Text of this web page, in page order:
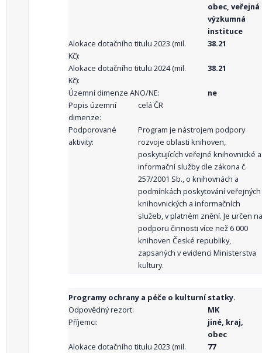
obec, veřejná
výzkumná
instituce
Alokace dotačního titulu 2023 (mil.
Kč):
38.21
Alokace dotačního titulu 2024 (mil.
Kč):
38.21
Územní dimenze ANO/NE:
ne
Popis územní
dimenze:
celá ČR
Podporované
aktivity:
Program je nástrojem podpory
rozvoje oblasti knihoven,
poskytujících veřejné knihovnické a
informační služby dle zákona č.
257/2001 Sb., o knihovnách a
podmínkách poskytování veřejných
knihovnických a informačních
služeb, v platném znění. Je určen na
podporu činnosti více než 6 000
knihoven České republiky,
zapsaných v evidenci Ministerstva
kultury.
Programy ochrany a péče o kulturní statky.
Odpovědný rezort:
MK
Příjemci:
jiné, kraj,
obec
Alokace dotačního titulu 2023 (mil.
77